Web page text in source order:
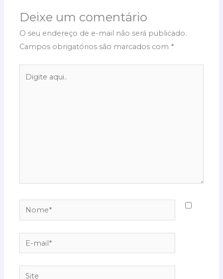
Deixe um comentário
O seu endereço de e-mail não será publicado.
Campos obrigatórios são marcados com *
Nome*
E-
mail*
Site